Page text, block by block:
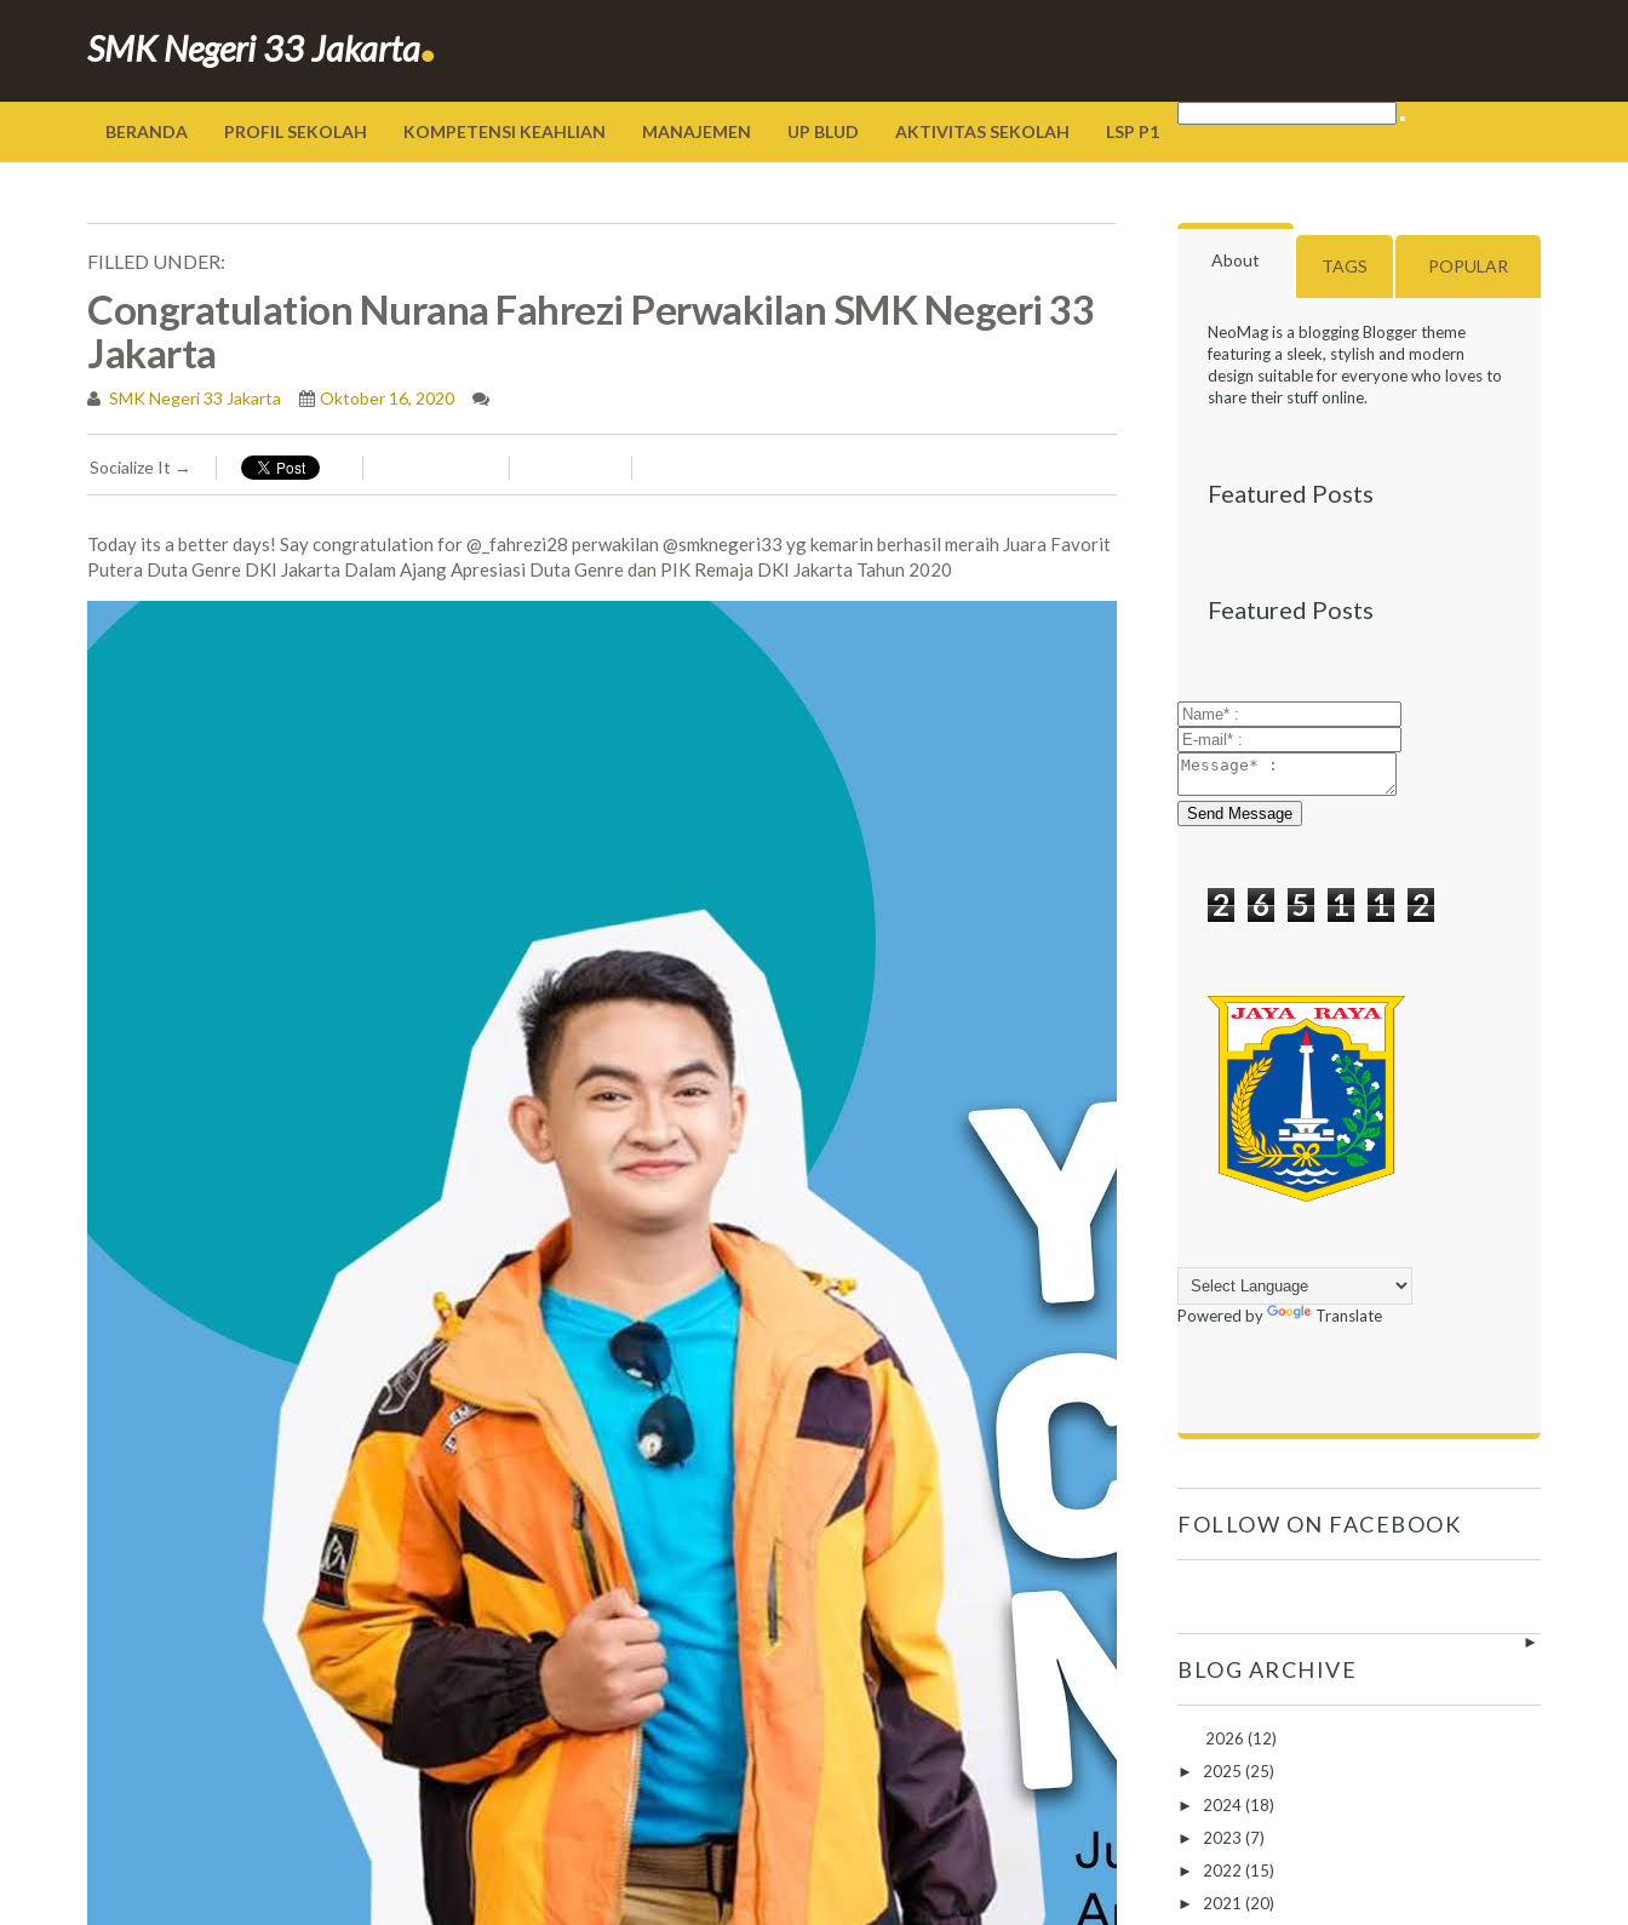
SMK Negeri 33 Jakarta.
BERANDA PROFIL SEKOLAH KOMPETENSI KEAHLIAN MANAJEMEN UP BLUD AKTIVITAS SEKOLAH LSP P1
FILLED UNDER:
Congratulation Nurana Fahrezi Perwakilan SMK Negeri 33
Jakarta
SMK Negeri 33 Jakarta Oktober 16, 2020
Socialize It →
Today its a better days! Say congratulation for @_fahrezi28 perwakilan @smknegeri33 yg kemarin berhasil meraih Juara Favorit
Putera Duta Genre DKI Jakarta Dalam Ajang Apresiasi Duta Genre dan PIK Remaja DKI Jakarta Tahun 2020
About TAGS POPULAR
NeoMag is a blogging Blogger theme
featuring a sleek, stylish and modern
design suitable for everyone who loves to
share their stuff online.
Featured Posts
Featured Posts
Send Message
2 6 5 1 1 2
Powered by Translate
FOLLOW ON FACEBOOK
BLOG ARCHIVE
►
2026 (12)
► 2025 (25)
► 2024(18)
► 2023 (7)
► 2022 (15)
► 2021 (20)